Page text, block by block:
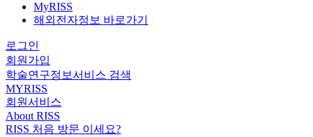
MyRISS
해외전자정보 바로가기
로그인
회원가입
학술연구정보서비스 검색
MYRISS
회원서비스
About RISS
RISS 처음 방문 이세요?